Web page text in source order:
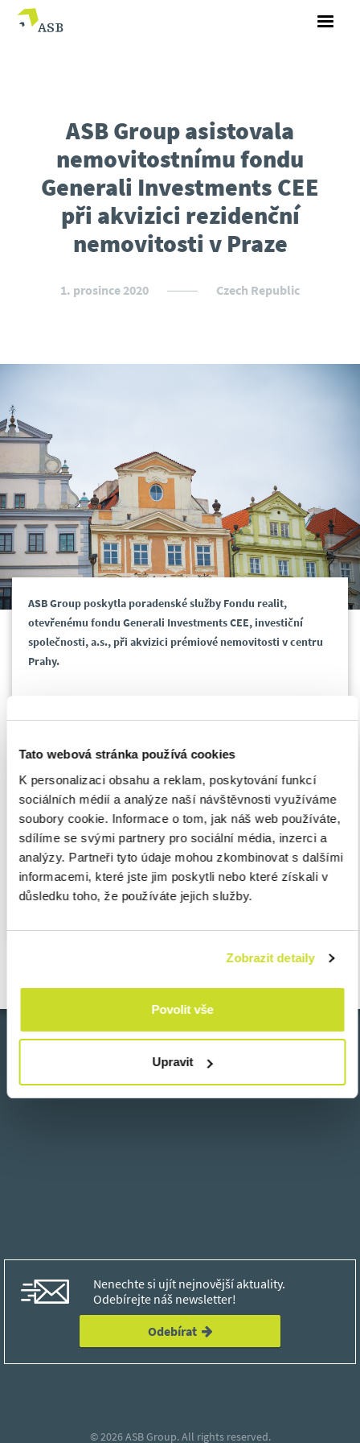
Tato webová stránka používá cookies
K personalizaci obsahu a reklam, poskytování funkcí
sociálních médií a analýze naší návštěvnosti využíváme
soubory cookie. Informace o tom, jak náš web používáte,
sdílíme se svými partnery pro sociální média, inzerci a
analýzy. Partneři tyto údaje mohou zkombinovat s dalšími
informacemi, které jste jim poskytli nebo které získali v
důsledku toho, že používáte jejich služby.
Zobrazit detaily
Povolit vše
Upravit
ASB Group asistovala
nemovitostnímu fondu
Generali Investments CEE
při akvizici rezidenční
nemovitosti v Praze
1. prosince 2020 Czech Republic
ASB Group poskytla poradenské služby Fondu realit,
otevřenému fondu Generali Investments CEE, investiční
společnosti, a.s., při akvizici prémiové nemovitosti v centru
Prahy.
ASB Group poskytuje transakční poradenství pro široké
spektrum klientů z různých oborů. V rámci transakčních služeb
má silný track record, její služby již využily klienti různých
druhů: od realitních investorů, přes středně velké výrobní či IT
podniky, až po velké přeshraniční transakce. ASB Group
asistovala u transakcí hodnotou přesahující 1 miliardu eur.
Zpět
Nenechte si ujít nejnovější aktuality.
Odebírejte náš newsletter!
Odebírat
© 2026ASB Group.All rights reserved.